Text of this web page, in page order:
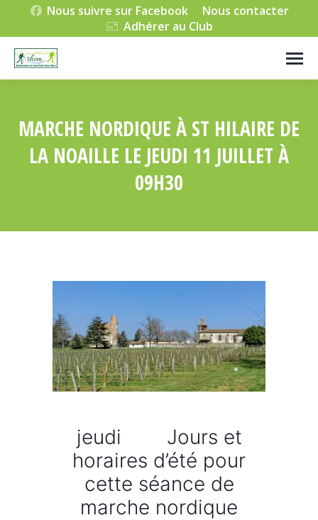
Nous suivre sur Facebook
Nous contacter
Adhérer au Club
MARCHE NORDIQUE À ST HILAIRE DE
LA NOAILLE LE JEUDI 11 JUILLET À
09H30
jeudi Jours et
horaires d’été pour
cette séance de
marche nordique